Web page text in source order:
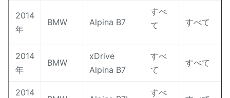
2014
年
BMW Alpina B7
すべ
て
すべて
2014
年
BMW
xDrive
Alpina B7
すべ
て
すべて
2014
すべ